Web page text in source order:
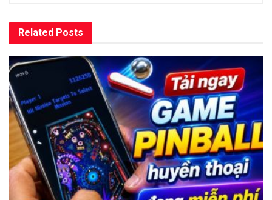
Related Posts